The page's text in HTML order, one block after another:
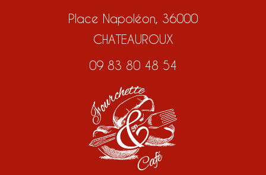
Place Napoléon, 36000
CHATEAUROUX
09 83 80 48 54